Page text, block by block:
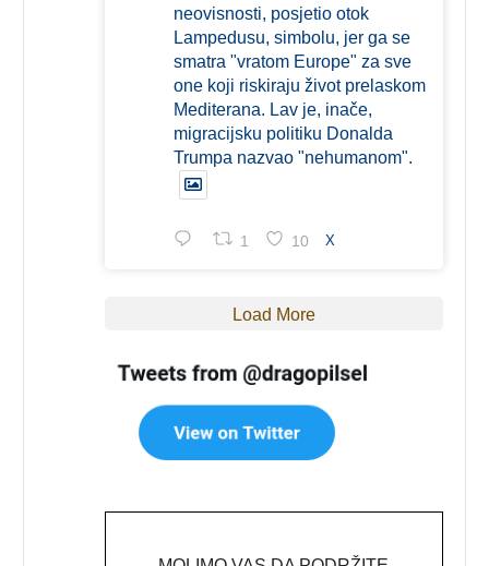
neovisnosti, posjetio otok
Lampedusu, simbolu, jer ga se
smatra "vratom Europe" za sve
one koji riskiraju život prelaskom
Mediterana. Lav je, inače,
migracijsku politiku Donalda
Trumpa nazvao "nehumanom".
1 10 X
Load More